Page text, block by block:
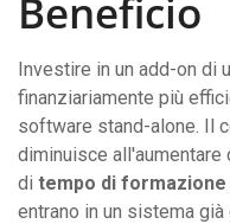
Beneficio
Investire in un add-on di
finanziariamente più
software stand-alone. Il
diminuisce
di tempo di formazione
entrano in un sistema